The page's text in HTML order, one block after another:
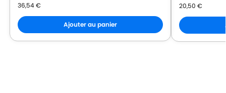
36,54€
Ajouter au panier
20,50 €